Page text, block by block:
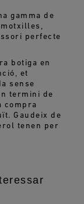
gamma de
perfecte
botiga en
et
sense
termini de
compra
Gaudeix de
tenen per